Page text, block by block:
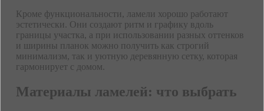
Кроме функциональности, ламели хорошо работают
эстетически. Они создают ритм и графику вдоль
границы участка, а при использовании разных оттенков
и ширины планок можно получить как строгий
минимализм, так и уютную деревянную сетку, которая
гармонирует с домом.
Материалы ламелей: что выбрать